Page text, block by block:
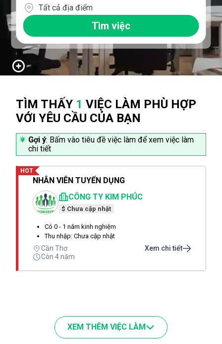
Tất cả địa điểm
Tìm việc
TÌM THẤY 1 VIỆC LÀM PHÙ HỢP
VỚI YÊU CẦU CỦA BẠN
Gợi ý: Bấm vào tiêu đề việc làm để xem việc làm
chi tiết
NHÂN VIÊN TUYỂN DỤNG
CÔNG TY KIM PHÚC
$ Chưa cập nhật
Có 0 - 1 năm kinh nghiệm
Thu nhập: Chưa cập nhật
Cần Thơ
Còn 4 năm
Xem chi tiết
HOT
XEM THÊM VIỆC LÀM